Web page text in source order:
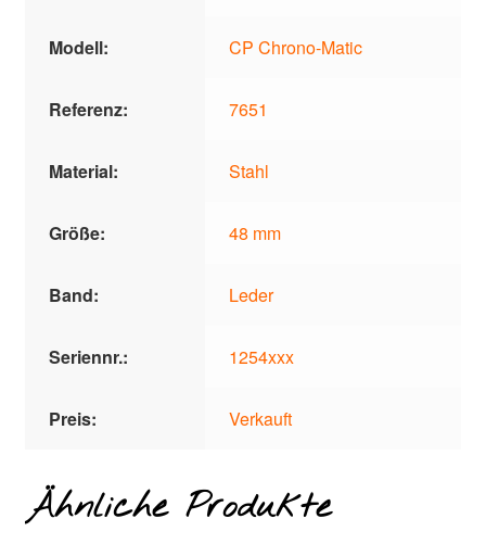
Modell: CP Chrono-Matic
Referenz: 7651
Material: Stahl
Größe: 48 mm
Band: Leder
Seriennr.: 1254xxx
Preis: Verkauft
Ähnliche Produkte